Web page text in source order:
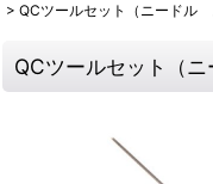
> QCツールセット（ニードル
QCツールセット（